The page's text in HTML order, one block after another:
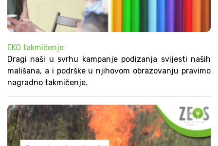
EKO takmičenje
Dragi naši u svrhu kampanje podizanja svijesti naših
mališana, a i podrške u njihovom obrazovanju pravimo
nagradno takmičenje.